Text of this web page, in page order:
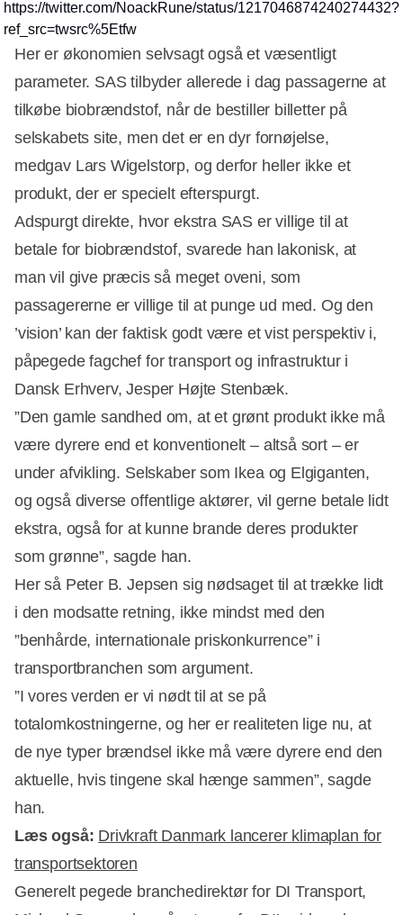
https://twitter.com/NoackRune/status/1217046874240274432?
ref_src=twsrc%5Etfw
Her er økonomien selvsagt også et væsentligt
parameter. SAS tilbyder allerede i dag passagerne at
tilkøbe biobrændstof, når de bestiller billetter på
selskabets site, men det er en dyr fornøjelse,
medgav Lars Wigelstorp, og derfor heller ikke et
produkt, der er specielt efterspurgt.
Adspurgt direkte, hvor ekstra SAS er villige til at
betale for biobrændstof, svarede han lakonisk, at
man vil give præcis så meget oveni, som
passagererne er villige til at punge ud med. Og den
’vision’ kan der faktisk godt være et vist perspektiv i,
påpegede fagchef for transport og infrastruktur i
Dansk Erhverv, Jesper Højte Stenbæk.
”Den gamle sandhed om, at et grønt produkt ikke må
være dyrere end et konventionelt – altså sort – er
under afvikling. Selskaber som Ikea og Elgiganten,
og også diverse offentlige aktører, vil gerne betale lidt
ekstra, også for at kunne brande deres produkter
som grønne”, sagde han.
Her så Peter B. Jepsen sig nødsaget til at trække lidt
i den modsatte retning, ikke mindst med den
”benhårde, internationale priskonkurrence” i
transportbranchen som argument.
”I vores verden er vi nødt til at se på
totalomkostningerne, og her er realiteten lige nu, at
de nye typer brændsel ikke må være dyrere end den
aktuelle, hvis tingene skal hænge sammen”, sagde
han.
Læs også: Drivkraft Danmark lancerer klimaplan for
transportsektoren
Generelt pegede branchedirektør for DI Transport,